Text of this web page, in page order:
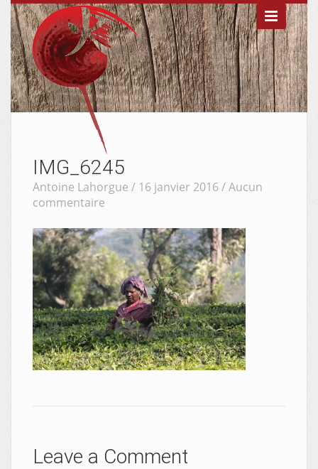

IMG_6245
Antoine Lahorgue / 16 janvier 2016 /Aucun
commentaire
Leave a Comment